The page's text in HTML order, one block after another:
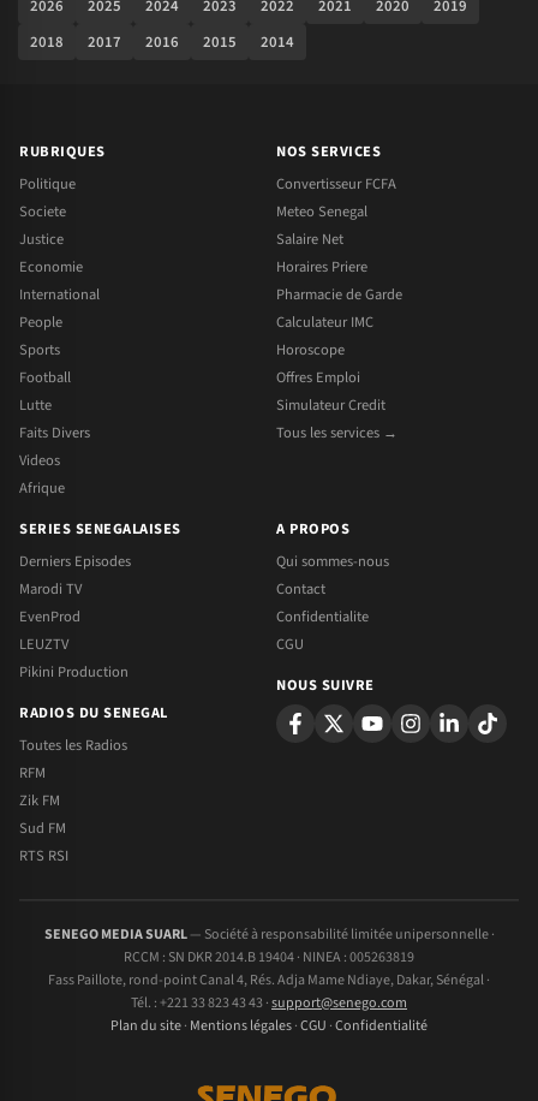
2026 2025 2024 2023 2022 2021 2020
2019
2018
2017 2016 2015 2014
RUBRIQUES
Politique
Societe
Justice
Economie
International
People
Sports
Football
Lutte
Faits Divers
Videos
Afrique
NOS SERVICES
Convertisseur FCFA
Meteo Senegal
Salaire Net
Horaires Priere
Pharmacie de Garde
Calculateur IMC
Horoscope
Offres Emploi
Simulateur Credit
Tous les services →
SERIES SENEGALAISES
Derniers Episodes
Marodi TV
EvenProd
LEUZTV
Pikini Production
RADIOS DU SENEGAL
Toutes les Radios
RFM
Zik FM
Sud FM
RTS RSI
A PROPOS
Qui sommes-nous
Contact
Confidentialite
CGU
NOUS SUIVRE
SENEGO MEDIA SUARL— Société à responsabilité limitée unipersonnelle ·
RCCM : SN DKR 2014.B 19404 · NINEA : 005263819
Fass Paillote, rond-point Canal 4, Rés. Adja Mame Ndiaye, Dakar, Sénégal ·
Tél. : +221 33 823 43 43 ·support@senego.com
Plan du site· Mentions légales·CGU ·Confidentialité